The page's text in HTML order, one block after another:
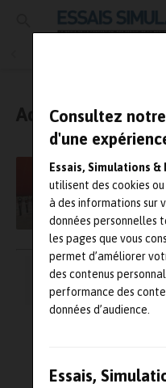
Consultez
d'une
Essais, Simulations &
utilisent des cookies
à des informations sur
données personnelles
les pages que vous
permet d’améliorer
des contenus
performance des
données d’audience.
Essais,
Acoustique /
Analyse
la
Pagination
publications
← 1 …